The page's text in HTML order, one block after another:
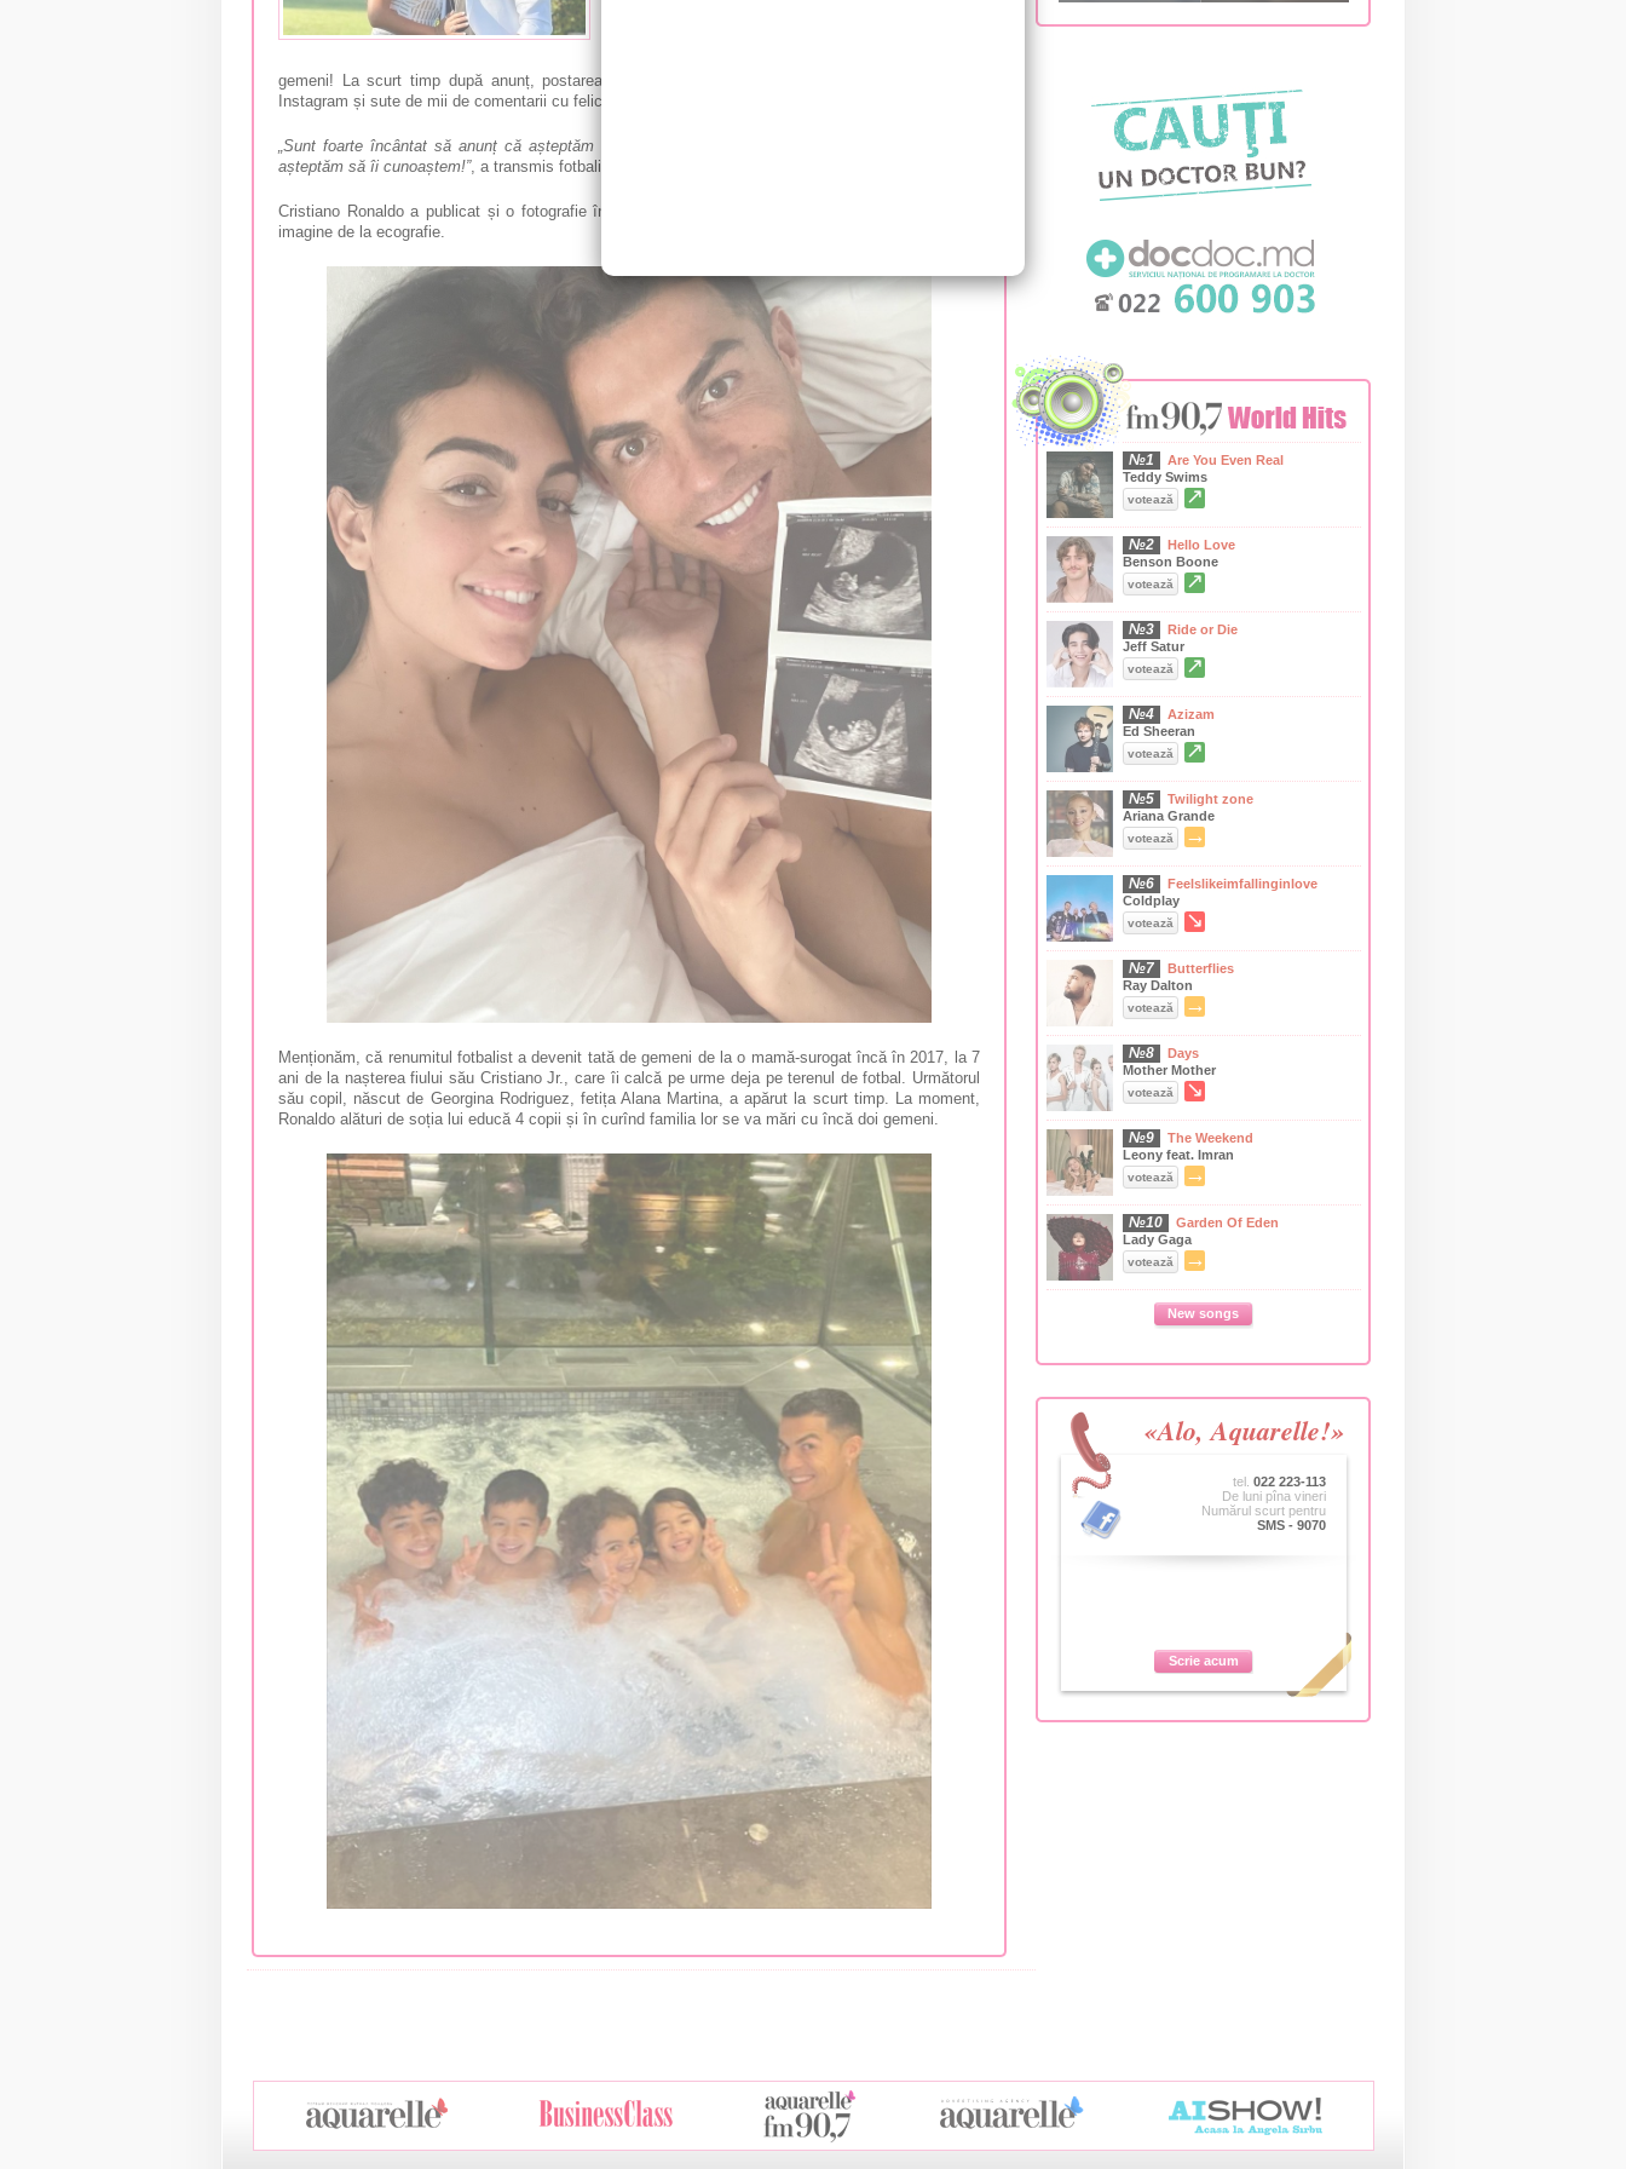
gemeni! La scurt timp după anunț, postarea lui Ronaldo adunase deja milioane de aprecieri pe
Instagram și sute de mii de comentarii cu felicitări!
„Sunt foarte încântat să anunț că așteptăm gemeni. Inimile noastre sunt pline de dragoste, abia
așteptăm să îi cunoaștem!”, a transmis fotbalistul portughez.
Cristiano Ronaldo a publicat și o fotografie în care apare alături de soția sa, prezentând fanilor o
imagine de la ecografie.
Menționăm, că renumitul fotbalist a devenit tată de gemeni de la o mamă-surogat încă în 2017, la 7
ani de la nașterea fiului său Cristiano Jr., care îi calcă pe urme deja pe terenul de fotbal. Următorul
său copil, născut de Georgina Rodriguez, fetița Alana Martina, a apărut la scurt timp. La moment,
Ronaldo alături de soția lui educă 4 copii și în curînd familia lor se va mări cu încă doi gemeni.
№1
Are You Even Real
Teddy Swims
votează ↗
№2
Hello Love
Benson Boone
votează ↗
№3
Ride or Die
Jeff Satur
votează ↗
№4
Azizam
Ed Sheeran
votează ↗
№5
Twilight zone
Ariana Grande
votează →
№6
Feelslikeimfallinginlove
Coldplay
votează ↘
№7
Butterflies
Ray Dalton
votează →
№8
Days
Mother Mother
votează ↘
№9
The Weekend
Leony feat. Imran
votează →
№10
Garden Of Eden
Lady Gaga
votează →
New songs
«Alo, Aquarelle!»
tel. 022 223-113
De luni pîna vineri
Numărul scurt pentru
SMS - 9070